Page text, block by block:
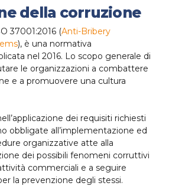
della corruzione
37001:2016 (Anti-Bribery
), è una normativa
nel 2016. Lo scopo generale di
le organizzazioni a combattere
e a promuovere una cultura
dei requisiti richiesti
obbligate all’implementazione ed
organizzative atte alla
dei possibili fenomeni corruttivi
commerciali e a seguire
la prevenzione degli stessi.